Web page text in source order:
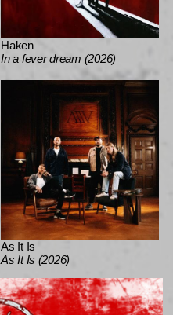
Haken
In a fever dream (2026)
As It Is
As It Is (2026)